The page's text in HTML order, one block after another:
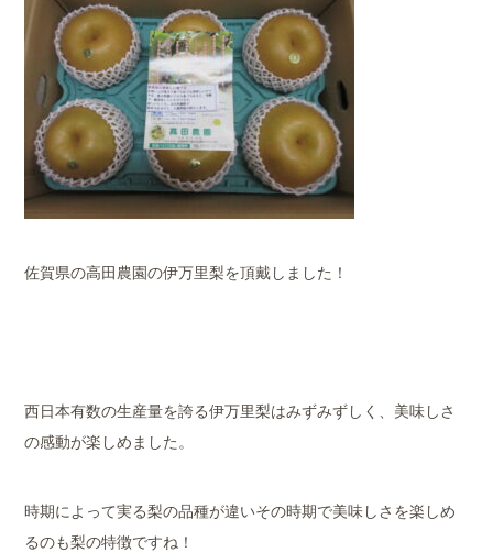
佐賀県の高田農園の伊万里梨を頂戴しました！
西日本有数の生産量を誇る伊万里梨はみずみずしく、美味しさ
の感動が楽しめました。
時期によって実る梨の品種が違いその時期で美味しさを楽しめ
るのも梨の特徴ですね！